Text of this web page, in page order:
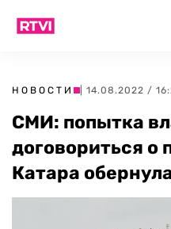
НОВОСТИ | 14.08.2022 /
СМИ: попытка
договориться о
Катара